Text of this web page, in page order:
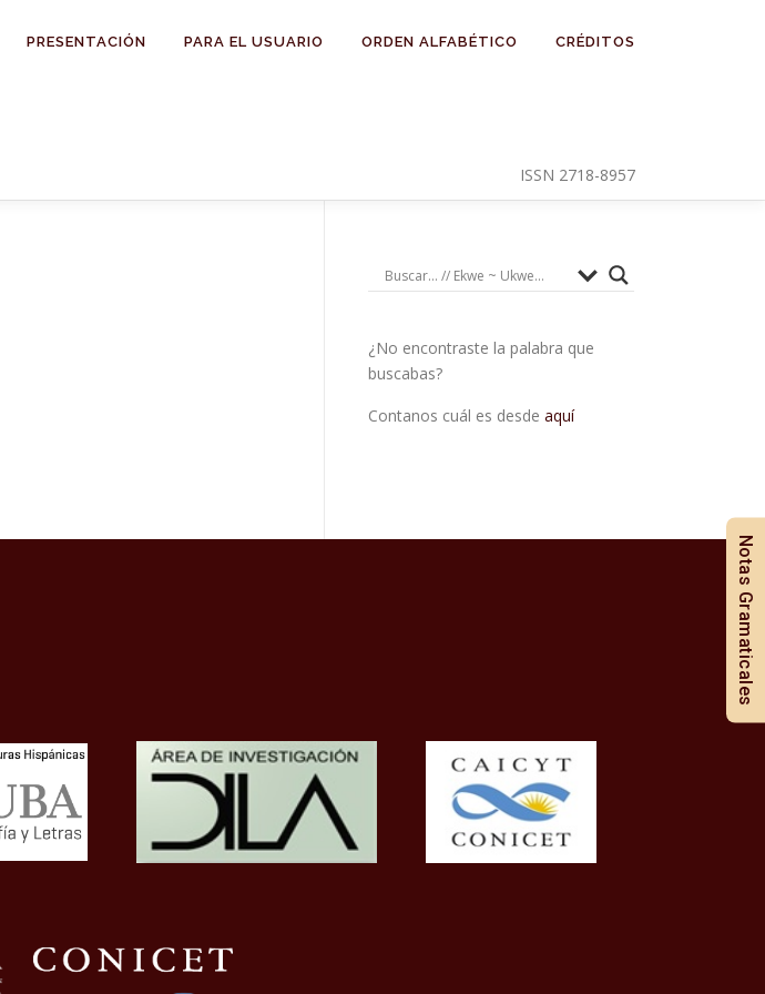
PRESENTACIÓN PARA EL USUARIO ORDEN ALFABÉTICO CRÉDITOS
ISSN 2718-8957
¿No encontraste la palabra que
buscabas?
Contanos cuál es desde aquí
Notas Gramaticales